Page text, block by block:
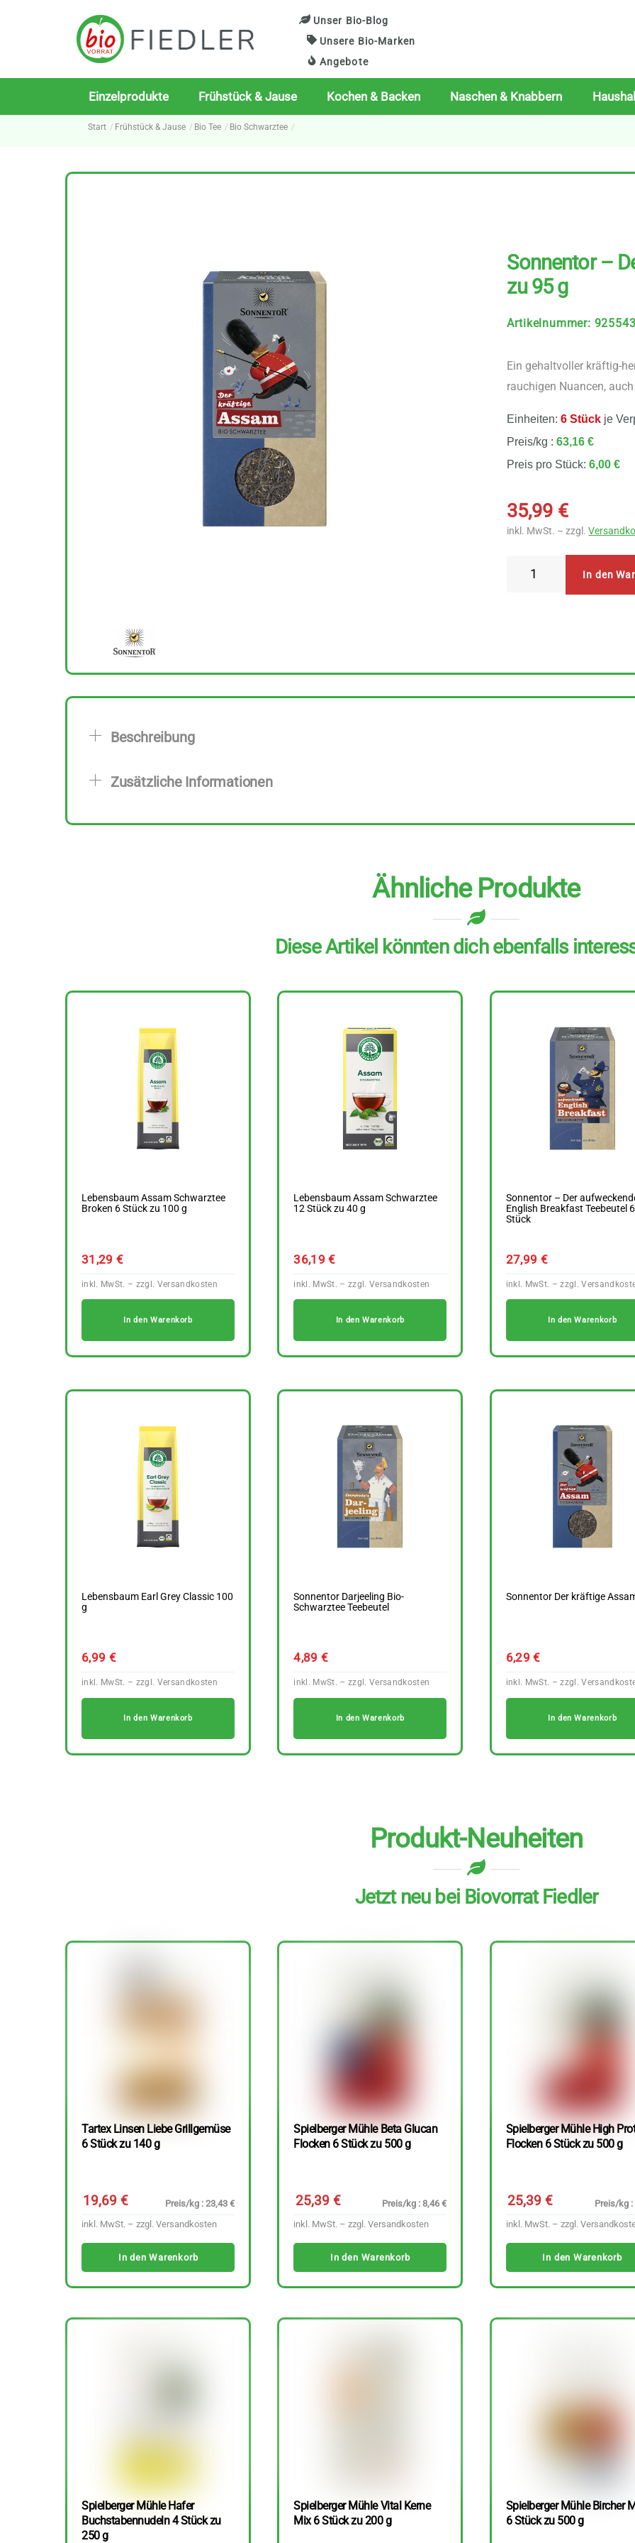
Unser Bio-Blog
Unsere Bio-Marken
Angebote
Einzelprodukte Frühstück & Jause Kochen & Backen Naschen & Knabbern
Start Frühstück & Jause Bio Tee Bio Schwarztee
Sonnentor –
zu 95 g
Artikelnummer:
Ein gehaltvoller kräftig-
rauchigen Nuancen,
Einheiten:6 Stück je
Preis/kg :63,16 €
Preis pro Stück:6,00 €
35,99 €
inkl. MwSt. – zzgl.
In den
Beschreibung
Zusätzliche Informationen
Ähnliche Produkte
Diese Artikel könnten dich ebenfalls
Lebensbaum Assam Schwarztee
Broken 6 Stück zu 100 g
31,29€
In den Warenkorb
Lebensbaum Assam Schwarztee
12 Stück zu 40 g
36,19€
In den Warenkorb
Sonnentor – Der
English Breakfast Teebeutel 6
Stück
27,99 €
In den Warenkorb
Lebensbaum Earl Grey Classic 100
g
6,99 €
In den Warenkorb
Sonnentor Darjeeling Bio-
Schwarztee Teebeutel
4,89 €
In den Warenkorb
Sonnentor Der kräftige
6,29€
In den Warenkorb
Produkt-Neuheiten
Jetzt neu bei Biovorrat Fiedler
Tartex Linsen Liebe Grillgemüse
6 Stück zu 140 g
19,69€
Preis/kg : 23,43 €
inkl. MwSt. – zzgl. Versandkosten
In den Warenkorb
Spielberger Mühle Beta Glucan
Flocken 6 Stück zu 500 g
25,39 €
Preis/kg : 8,46 €
inkl. MwSt. – zzgl.Versandkosten
In den Warenkorb
Spielberger Mühle High
Flocken 6 Stück zu 500 g
25,39 €
Preis/kg :
inkl. MwSt. – zzgl.
In den Warenkorb
Spielberger Mühle Hafer
Buchstabennudeln 4 Stück zu
250 g
Spielberger Mühle Vital Kerne
Mix 6 Stück zu 200 g
Spielberger Mühle Bircher
6 Stück zu 500 g